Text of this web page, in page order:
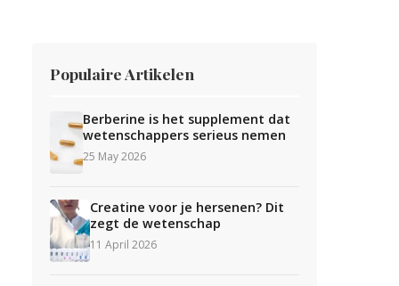
Populaire Artikelen
Berberine is het supplement dat
wetenschappers serieus nemen
25 May 2026
Creatine voor je hersenen? Dit
zegt de wetenschap
11 April 2026